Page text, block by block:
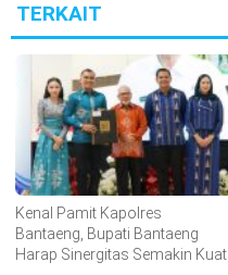
TERKAIT
Kenal Pamit Kapolres
Bantaeng, Bupati Bantaeng
Harap Sinergitas Semakin Kuat